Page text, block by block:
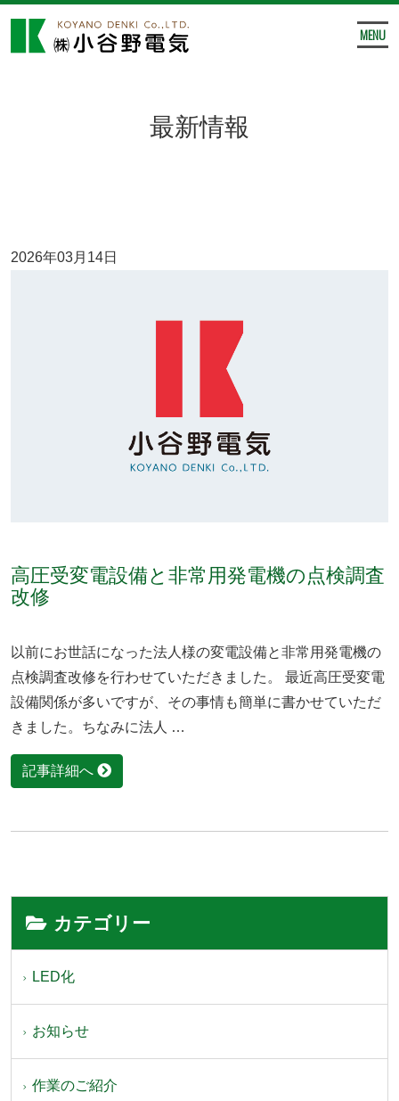
MENU
最新情報
2026年03月14日
高圧受変電設備と非常用発電機の点検調査
改修
以前にお世話になった法人様の変電設備と非常用発電機の
点検調査改修を行わせていただきました。 最近高圧受変電
設備関係が多いですが、その事情も簡単に書かせていただ
きました。ちなみに法人 …
記事詳細へ
カテゴリー
LED化
お知らせ
作業のご紹介